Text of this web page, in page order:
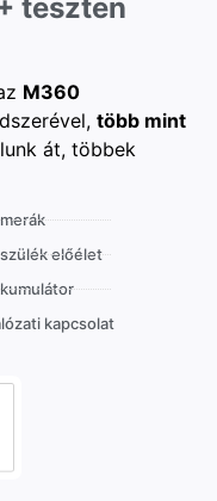
teszten
M360
több mint
át, többek
előélet
kapcsolat